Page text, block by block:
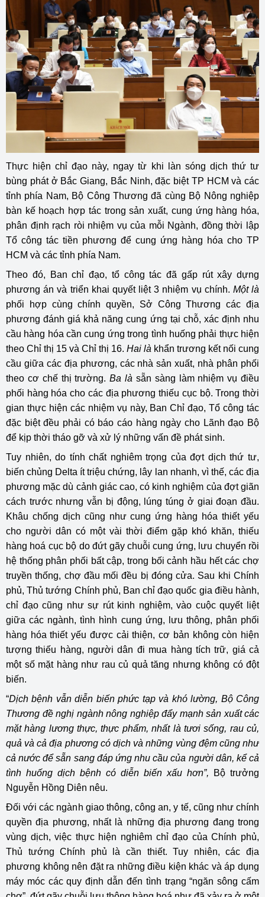
Thực hiện chỉ đạo này, ngay từ khi làn sóng dịch thứ tư
bùng phát ở Bắc Giang, Bắc Ninh, đặc biệt TP HCM và các
tỉnh phía Nam, Bộ Công Thương đã cùng Bộ Nông nghiệp
bàn kế hoạch hợp tác trong sản xuất, cung ứng hàng hóa,
phân định rạch ròi nhiệm vụ của mỗi Ngành, đồng thời lập
Tổ công tác tiền phương để cung ứng hàng hóa cho TP
HCM và các tỉnh phía Nam.
Theo đó, Ban chỉ đạo, tổ công tác đã gấp rút xây dựng
phương án và triển khai quyết liệt 3 nhiệm vụ chính. Một là
phối hợp cùng chính quyền, Sở Công Thương các địa
phương đánh giá khả năng cung ứng tại chỗ, xác định nhu
cầu hàng hóa cần cung ứng trong tình huống phải thực hiện
theo Chỉ thị 15 và Chỉ thị 16. Hai là khẩn trương kết nối cung
cầu giữa các địa phương, các nhà sản xuất, nhà phân phối
theo cơ chế thị trường.Ba là sẵn sàng làm nhiệm vụ điều
phối hàng hóa cho các địa phương thiếu cục bộ. Trong thời
gian thực hiện các nhiệm vụ này, Ban Chỉ đạo, Tổ công tác
đặc biệt đều phải có báo cáo hàng ngày cho Lãnh đạo Bộ
để kịp thời tháo gỡ và xử lý những vấn đề phát sinh.
Tuy nhiên, do tính chất nghiêm trọng của đợt dịch thứ tư,
biến chủng Delta ít triệu chứng, lây lan nhanh, vì thế, các địa
phương mặc dù cảnh giác cao, có kinh nghiệm của đợt giãn
cách trước nhưng vẫn bị động, lúng túng ở giai đoạn đầu.
Khâu chống dịch cũng như cung ứng hàng hóa thiết yếu
cho người dân có một vài thời điểm gặp khó khăn, thiếu
hàng hoá cục bộ do đứt gãy chuỗi cung ứng, lưu chuyển rồi
hệ thống phân phối bất cập, trong bối cảnh hầu hết các chợ
truyền thống, chợ đầu mối đều bị đóng cửa. Sau khi Chính
phủ, Thủ tướng Chính phủ, Ban chỉ đạo quốc gia điều hành,
chỉ đạo cũng như sự rút kinh nghiệm, vào cuộc quyết liệt
giữa các ngành, tình hình cung ứng, lưu thông, phân phối
hàng hóa thiết yếu được cải thiện, cơ bản không còn hiện
tượng thiếu hàng, người dân đi mua hàng tích trữ, giá cả
một số mặt hàng như rau củ quả tăng nhưng không có đột
biến.
“Dịch bệnh vẫn diễn biến phức tạp và khó lường, Bộ Công
Thương đề nghị ngành nông nghiệp đẩy mạnh sản xuất các
mặt hàng lương thực, thực phẩm, nhất là tươi sống, rau củ,
quả và cả địa phương có dịch và những vùng đệm cũng như
cả nước để sẵn sang đáp ứng nhu cầu của người dân, kể cả
tình huống dịch bệnh có diễn biến xấu hơn”,
Bộ trưởng
Nguyễn Hồng Diên nêu.
Đối với các ngành giao thông, công an, y tế, cũng như chính
quyền địa phương, nhất là những địa phương đang trong
vùng dịch, việc thực hiện nghiêm chỉ đạo của Chính phủ,
Thủ tướng Chính phủ là cần thiết. Tuy nhiên, các địa
phương không nên đặt ra những điều kiện khác và áp dụng
máy móc các quy định dẫn đến tình trạng “ngăn sông cấm